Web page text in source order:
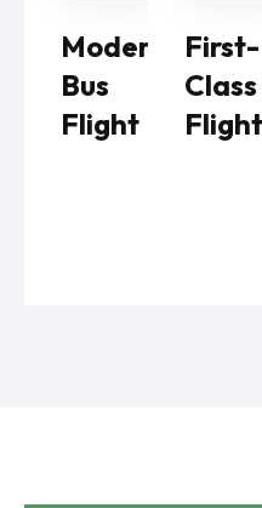
Modern
Bus
Flight
First-
Class
Flight